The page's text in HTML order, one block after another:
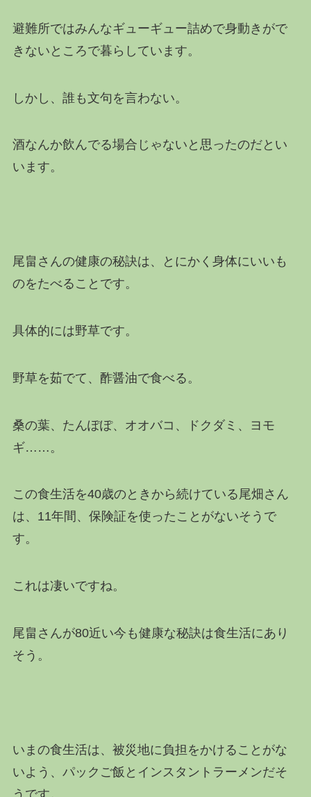
避難所ではみんなギューギュー詰めで身動きがで
きないところで暮らしています。
しかし、誰も文句を言わない。
酒なんか飲んでる場合じゃないと思ったのだとい
います。
尾畠さんの健康の秘訣は、とにかく身体にいいも
のをたべることです。
具体的には野草です。
野草を茹でて、酢醤油で食べる。
桑の葉、たんぽぽ、オオバコ、ドクダミ、ヨモ
ギ……。
この食生活を40歳のときから続けている尾畑さん
は、11年間、保険証を使ったことがないそうで
す。
これは凄いですね。
尾畠さんが80近い今も健康な秘訣は食生活にあり
そう。
いまの食生活は、被災地に負担をかけることがな
いよう、パックご飯とインスタントラーメンだそ
うです。